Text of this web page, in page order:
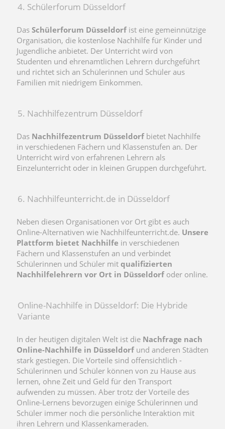
4. Schülerforum Düsseldorf
Das Schülerforum Düsseldorfist eine gemeinnützige
Organisation, die kostenlose Nachhilfe für Kinder und
Jugendliche anbietet. Der Unterricht wird von
Studenten und ehrenamtlichen Lehrern durchgeführt
und richtet sich an Schülerinnen und Schüler aus
Familien mit niedrigem Einkommen.
5. Nachhilfezentrum Düsseldorf
Das Nachhilfezentrum Düsseldorfbietet Nachhilfe
in verschiedenen Fächern und Klassenstufen an. Der
Unterricht wird von erfahrenen Lehrern als
Einzelunterricht oder in kleinen Gruppen durchgeführt.
6. Nachhilfeunterricht.de in Düsseldorf
Neben diesen Organisationen vor Ort gibt es auch
Online-Alternativen wie Nachhilfeunterricht.de. Unsere
Plattform bietet Nachhilfe in verschiedenen
Fächern und Klassenstufen an und verbindet
Schülerinnen und Schüler mit qualifizierten
Nachhilfelehrern vor Ort in Düsseldorf oder online.
Online-Nachhilfe in Düsseldorf: Die Hybride
Variante
In der heutigen digitalen Welt ist die Nachfrage nach
Online-Nachhilfe in Düsseldorf und anderen Städten
stark gestiegen. Die Vorteile sind offensichtlich -
Schülerinnen und Schüler können von zu Hause aus
lernen, ohne Zeit und Geld für den Transport
aufwenden zu müssen. Aber trotz der Vorteile des
Online-Lernens bevorzugen einige Schülerinnen und
Schüler immer noch die persönliche Interaktion mit
ihren Lehrern und Klassenkameraden.